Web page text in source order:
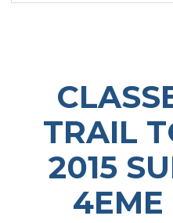
TRAIL
2015
4EME